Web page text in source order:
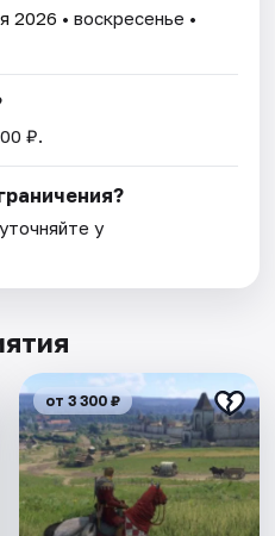
2026 • воскресенье •
₽.
у
от 3 300 ₽